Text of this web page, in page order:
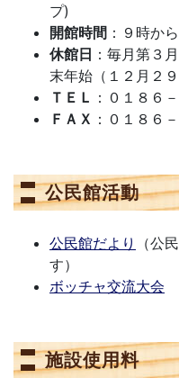
プ)
開館時間 ：９時か
休館日 ：毎月第３
末年始（１２月２
ＴＥＬ ：０１８６
ＦＡＸ ：０１８６
公民館活動
公民館だより
（公
す）
ボッチャ交流大会
施設使用料